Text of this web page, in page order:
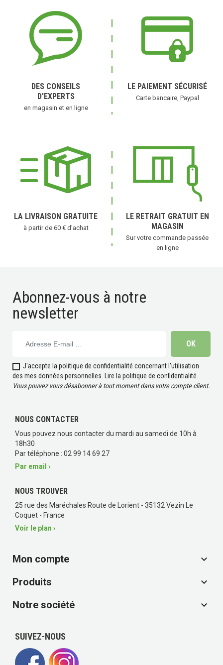
DES CONSEILS
D'EXPERTS
en magasin et en ligne
LE PAIEMENT SÉCURISÉ
Carte bancaire, Paypal
LA LIVRAISON GRATUITE
à partir de 60 € d'achat
LE RETRAIT GRATUIT EN
MAGASIN
Sur votre commande passée
en ligne
Abonnez-vous à notre
newsletter
J'accepte la politique de confidentialité concernant l'utilisation
des mes données personnelles. Lire la politique de confidentialité.
Vous pouvez vous désabonner à tout moment dans votre compte client.
NOUS CONTACTER
Vous pouvez nous contacter du mardi au samedi de 10h à
18h30
Par téléphone : 02 99 14 69 27
Par email ›
NOUS TROUVER
25 rue des Maréchales Route de Lorient - 35132 Vezin Le
Coquet - France
Voir le plan ›
Mon compte

Produits

Notre société

SUIVEZ-NOUS